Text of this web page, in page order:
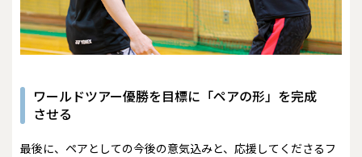
ワールドツアー優勝を目標に「ペアの形」を完成
させる
――最後に、ペアとしての今後の意気込みと、応援してくださるフ